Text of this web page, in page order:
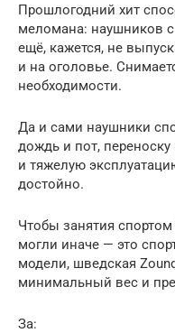
Прошлогодний хит
меломана: наушников
ещё, кажется, не
и на оголовье.
необходимости.
Да и сами наушники
дождь и пот,
и тяжелую
достойно.
Чтобы занятия
могли иначе — это
модели, шведская
минимальный вес и
За: